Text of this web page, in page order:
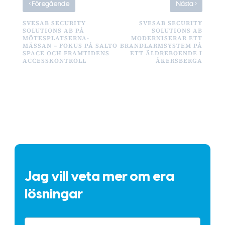
‹Föregående
SVESAB SECURITY
SOLUTIONS AB PÅ
MÖTESPLATSERNA-
MÄSSAN – FOKUS PÅ SALTO
SPACE OCH FRAMTIDENS
ACCESSKONTROLL
Nästa ›
SVESAB SECURITY
SOLUTIONS AB
MODERNISERAR ETT
BRANDLARMSYSTEM PÅ
ETT ÄLDREBOENDE I
ÅKERSBERGA
Jag vill veta mer om era
lösningar